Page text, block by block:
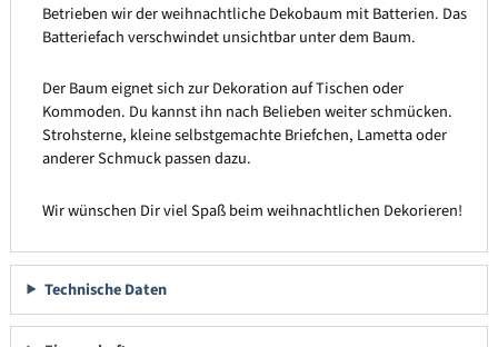
Betrieben wir der weihnachtliche Dekobaum mit Batterien. Das
Batteriefach verschwindet unsichtbar unter dem Baum.
Der Baum eignet sich zur Dekoration auf Tischen oder
Kommoden. Du kannst ihn nach Belieben weiter schmücken.
Strohsterne, kleine selbstgemachte Briefchen, Lametta oder
anderer Schmuck passen dazu.
Wir wünschen Dir viel Spaß beim weihnachtlichen Dekorieren!
Technische Daten